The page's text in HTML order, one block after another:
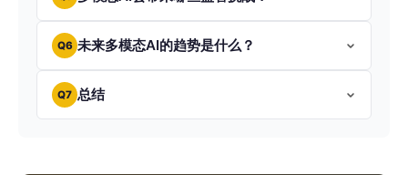
Q6 未来多模态AI的趋势是什么？
Q7 总结